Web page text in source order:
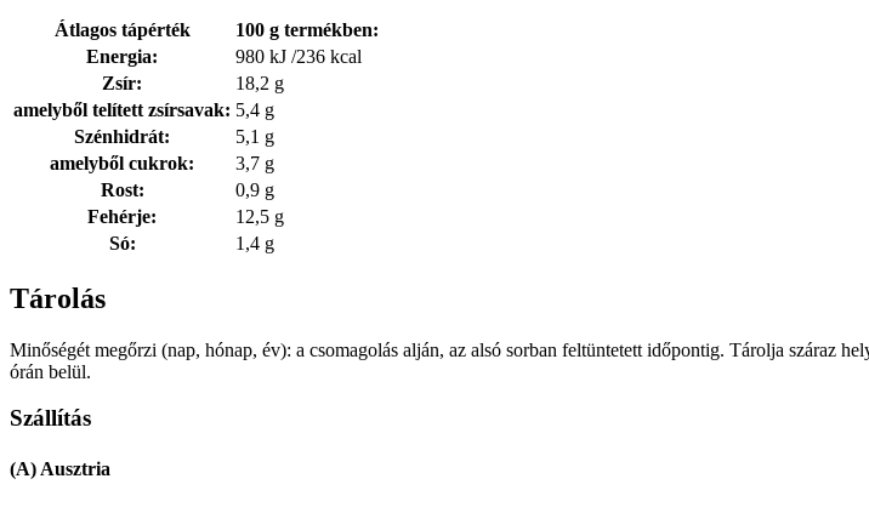
Átlagos tápérték
100 g termékben:
Energia:
980 kJ /236 kcal
Zsír:
18,2 g
amelyből telített zsírsavak: 5,4 g
Szénhidrát:
5,1 g
amelyből cukrok:
3,7 g
Rost:
0,9 g
Fehérje:
12,5 g
Só:
1,4 g
Tárolás
Minőségét megőrzi (nap, hónap, év): a csomagolás alján, az alsó sorban feltüntetett időpontig. Tárolja száraz
órán belül.
Szállítás
(A) Ausztria